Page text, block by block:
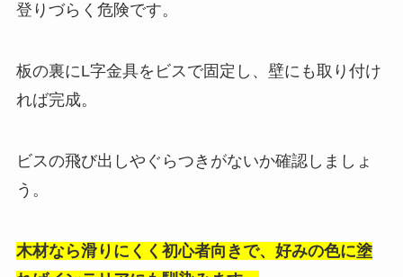
登りづらく危険です。
板の裏にL字金具をビスで固定し、壁にも取り付け
れば完成。
ビスの飛び出しやぐらつきがないか確認しましょ
う。
木材なら滑りにくく初心者向きで、好みの色に塗